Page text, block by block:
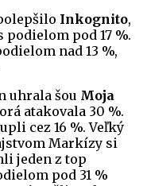
Inkognito,
pod 17 %.
nad 13 %,
uhrala šou Moja
atakovala 30 %.
cez 16 %. Veľký
Markízy si
jeden z top
pod 31 %